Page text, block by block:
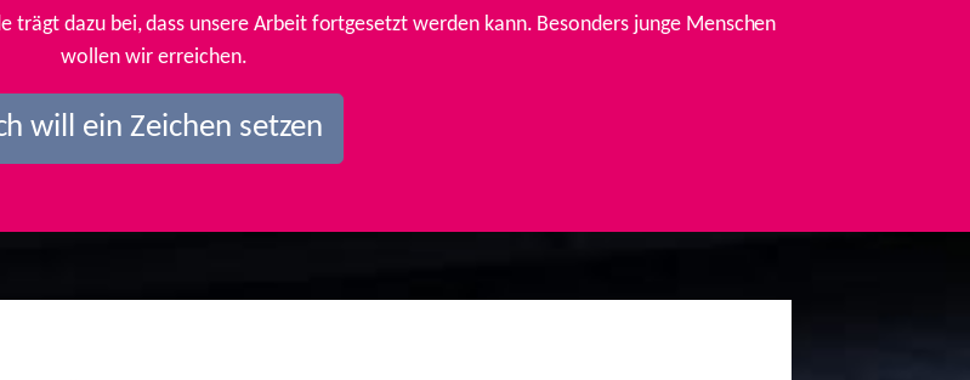
trägt dazu bei, dass unsere Arbeit fortgesetzt werden kann. Besonders junge Menschen
wollen wir erreichen.
will ein Zeichen setzen